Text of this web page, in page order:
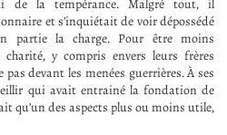
de la tempérance. Malgré tout, il
et s’inquiétait de voir dépossédé
partie la charge. Pour être moins
y compris envers leurs frères
devant les menées guerrières. À ses
qui avait entrainé la fondation de
qu’un des aspects plus ou moins utile,